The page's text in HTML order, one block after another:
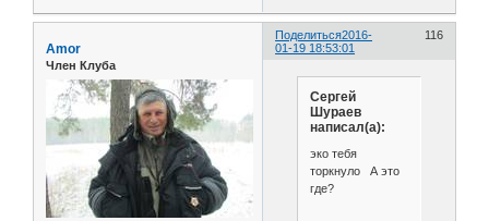
Поделиться 116
2016-
01-19 18:53:01
Amor
Член Клуба
Сергей
Шураев
написал(а):
эко тебя
торкнуло А это
где?